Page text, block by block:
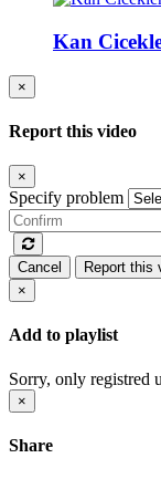
Kan
×
Report this video
×
Specify problem
Cancel
Report this
×
Add to playlist
Sorry, only registred
×
Share